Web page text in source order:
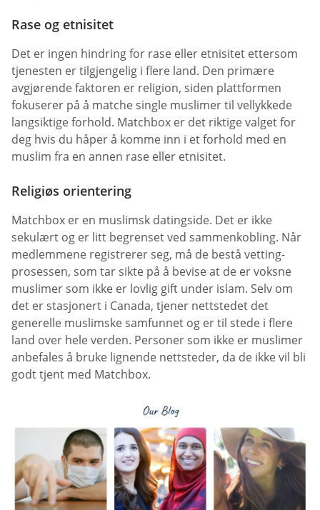
Rase og etnisitet
Det er ingen hindring for rase eller etnisitet ettersom
tjenesten er tilgjengelig i flere land. Den primære
avgjørende faktoren er religion, siden plattformen
fokuserer på å matche single muslimer til vellykkede
langsiktige forhold. Matchbox er det riktige valget for
deg hvis du håper å komme inn i et forhold med en
muslim fra en annen rase eller etnisitet.
Religiøs orientering
Matchbox er en muslimsk datingside. Det er ikke
sekulært og er litt begrenset ved sammenkobling. Når
medlemmene registrerer seg, må de bestå vetting-
prosessen, som tar sikte på å bevise at de er voksne
muslimer som ikke er lovlig gift under islam. Selv om
det er stasjonert i Canada, tjener nettstedet det
generelle muslimske samfunnet og er til stede i flere
land over hele verden. Personer som ikke er muslimer
anbefales å bruke lignende nettsteder, da de ikke vil bli
godt tjent med Matchbox.